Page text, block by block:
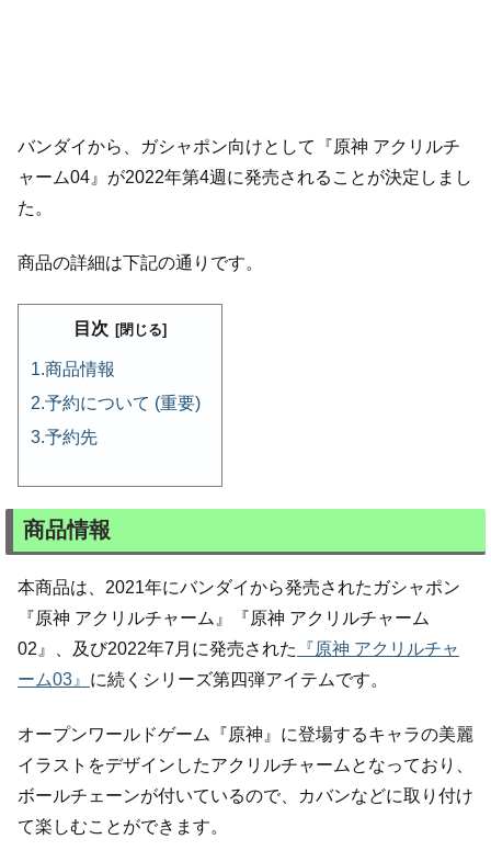
バンダイから、ガシャポン向けとして『原神 アクリルチ
ャーム04』が2022年第4週に発売されることが決定しまし
た。
商品の詳細は下記の通りです。
目次
商品情報
予約について (重要)
予約先
商品情報
本商品は、2021年にバンダイから発売されたガシャポン
『原神 アクリルチャーム』『原神 アクリルチャーム
02』、及び2022年7月に発売された
『原神 アクリルチャ
ーム03』 に続くシリーズ第四弾アイテムです。
オープンワールドゲーム『原神』に登場するキャラの美麗
イラストをデザインしたアクリルチャームとなっており、
ボールチェーンが付いているので、カバンなどに取り付け
て楽しむことができます。